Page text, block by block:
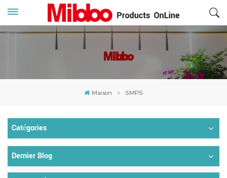
Maison SMPS
Catégories
Dernier Blog